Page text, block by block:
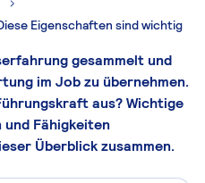
Eigenschaften sind wichtig
gesammelt und
im Job zu übernehmen.
aus? Wichtige
Fähigkeiten
Überblick zusammen.